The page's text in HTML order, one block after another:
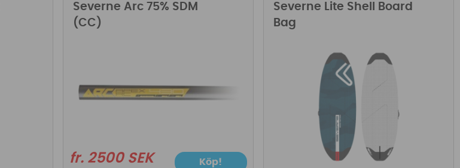
Severne Arc 75% SDM
(CC)
fr. 2500 SEK Köp!
Severne Lite Shell Board
Bag